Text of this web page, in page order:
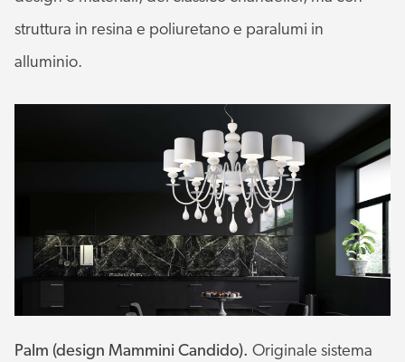
struttura in resina e poliuretano e paralumi in
alluminio.
Palm (design Mammini Candido). Originale sistema